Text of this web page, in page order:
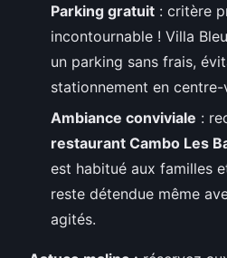
Parking gratuit : critère
incontournable ! Villa
un parking sans frais,
stationnement en centre-
Ambiance conviviale :
restaurant Cambo Les
est habitué aux familles
reste détendue même
agités.